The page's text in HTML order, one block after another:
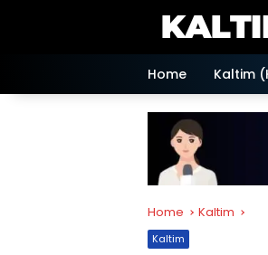
Home Kaltim
Home Kaltim
Kaltim